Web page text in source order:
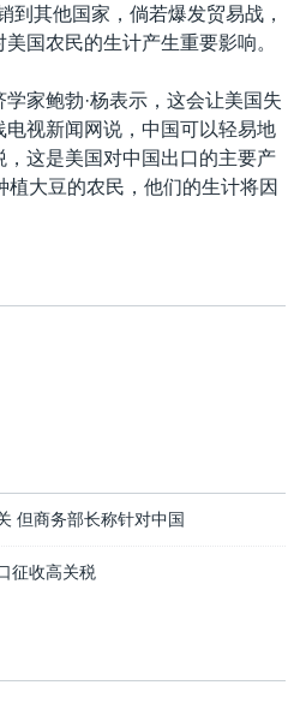
到其他国家，倘若爆发贸易战，
国农民的生计产生重要影响。
家鲍勃·杨表示，这会让美国失
视新闻网说，中国可以轻易地
这是美国对中国出口的主要产
大豆的农民，他们的生计将因
但商务部长称针对中国
征收高关税